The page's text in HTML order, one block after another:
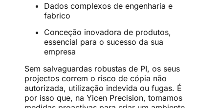
Dados complexos de engenharia e
fabrico
Conceção inovadora de produtos,
essencial para o sucesso da sua
empresa
Sem salvaguardas robustas de PI, os seus
projectos correm o risco de cópia não
autorizada, utilização indevida ou fugas. É
por isso que, na Yicen Precision, tomamos